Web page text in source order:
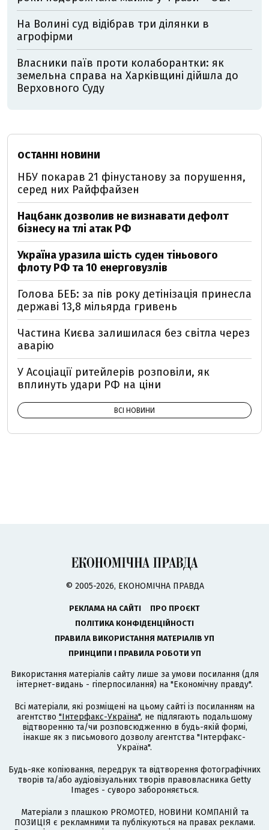
На Волині суд відібрав три ділянки в
агрофірми
Власники паїв проти колаборантки: як
земельна справа на Харківщині дійшла до
Верховного Суду
ОСТАННІ НОВИНИ
НБУ покарав 21 фінустанову за порушення,
серед них Райффайзен
Нацбанк дозволив не визнавати дефолт
бізнесу на тлі атак РФ
Україна уразила шість суден тіньового
флоту РФ та 10 енерговузлів
Голова БЕБ: за пів року детінізація принесла
державі 13,8 мільярда гривень
Частина Києва залишилася без світла через
аварію
У Асоціації ритейлерів розповіли, як
вплинуть удари РФ на ціни
ВСІ НОВИНИ
© 2005-2026, ЕКОНОМІЧНА ПРАВДА
РЕКЛАМА НА САЙТІ
ПРО ПРОЄКТ
ПОЛІТИКА КОНФІДЕНЦІЙНОСТІ
ПРАВИЛА ВИКОРИСТАННЯ МАТЕРІАЛІВ УП
ПРИНЦИПИ І ПРАВИЛА РОБОТИ УП
Використання матеріалів сайту лише за умови посилання (для
інтернет-видань - гіперпосилання) на "Економічну правду".
Всі матеріали, які розміщені на цьому сайті із посиланням на
агентство "Інтерфакс-Україна", не підлягають подальшому
відтворенню та/чи розповсюдженню в будь-якій формі,
інакше як з письмового дозволу агентства "Інтерфакс-
Україна".
Будь-яке копіювання, передрук та відтворення фотографічних
творів та/або аудіовізуальних творів правовласника Getty
Images - суворо забороняється.
Матеріали з плашкою PROMOTED, НОВИНИ КОМПАНІЙ та
ПОЗИЦІЯ є рекламними та публікуються на правах реклами.